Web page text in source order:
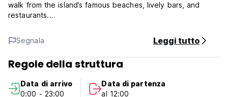
walk from the island’s famous beaches, lively bars, and
restaurants.
Each room is designed with authentic Gili Trawangan-style
decor, offering clean, comfortable beds and essential
amenities for a pleasant stay.
service, making it ideal for solo travellers, backpackers, and
Segnala Leggi tutto
Regole della struttura
Data di arrivo
0:00 - 23:00
Data di partenza
al 12:00